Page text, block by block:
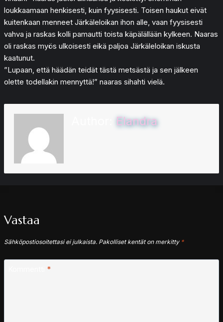
loukkaamaan henkisesti, kuin fyysisesti. Toisen haukut eivät
kuitenkaan menneet Järkäleloikan ihon alle, vaan fyysisesti
vahva ja raskas kolli pamautti toista käpälällään kylkeen. Naaras
oli raskas myös ulkoisesti eikä paljoa Järkäleloikan iskusta
kaatunut.
”Lupaan, että häädän teidät tästä metsästä ja sen jälkeen
olette todellakin mennyttä!” naaras sihahti vielä.
Elandra
Vastaa
Sähköpostiosoitettasi ei julkaista. Pakolliset kentät on merkitty *
*